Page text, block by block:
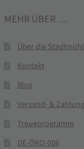
MEHR ÜBER …
Über die
Kontakt
Blog
Versand- &
Treueprogramm
DE-ÖKO-006